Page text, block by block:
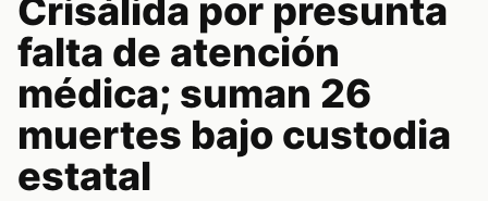
Crisálida por presunta
falta de atención
médica; suman 26
muertes bajo custodia
estatal